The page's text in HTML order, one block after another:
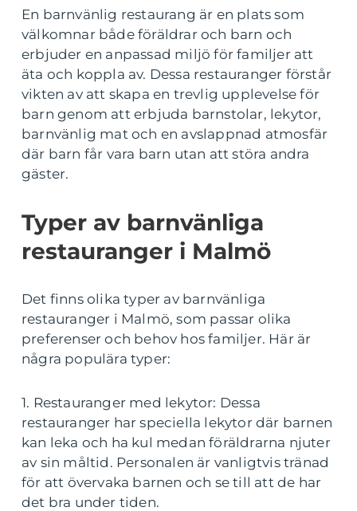
En barnvänlig restaurang är en plats som
välkomnar både föräldrar och barn och
erbjuder en anpassad miljö för familjer att
äta och koppla av. Dessa restauranger förstår
vikten av att skapa en trevlig upplevelse för
barn genom att erbjuda barnstolar, lekytor,
barnvänlig mat och en avslappnad atmosfär
där barn får vara barn utan att störa andra
gäster.
Typer av barnvänliga
restauranger i Malmö
Det finns olika typer av barnvänliga
restauranger i Malmö, som passar olika
preferenser och behov hos familjer. Här är
några populära typer:
1. Restauranger med lekytor: Dessa
restauranger har speciella lekytor där barnen
kan leka och ha kul medan föräldrarna njuter
av sin måltid. Personalen är vanligtvis tränad
för att övervaka barnen och se till att de har
det bra under tiden.